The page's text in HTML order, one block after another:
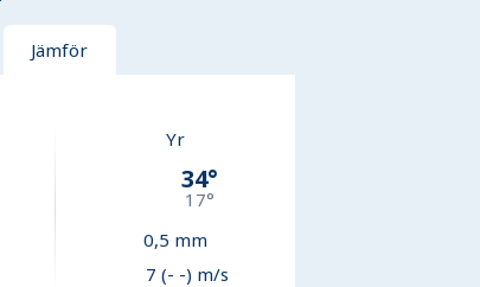
Jämför
Yr
34°
17°
0,5 mm
7 (- -) m/s